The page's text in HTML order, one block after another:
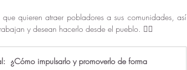
quieren atraer pobladores a sus comunidades, así
y desean hacerlo desde el pueblo. 👇🏻
¿Cómo impulsarlo y promoverlo de forma